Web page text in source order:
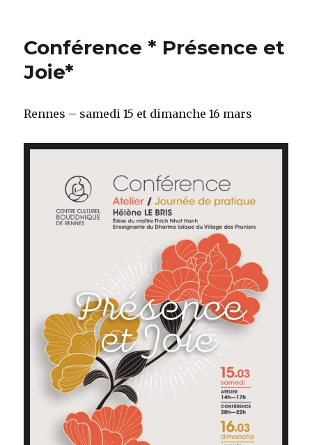
un
se
Conférence * Présence et
Joie*
Rennes – samedi 15 et dimanche 16 mars